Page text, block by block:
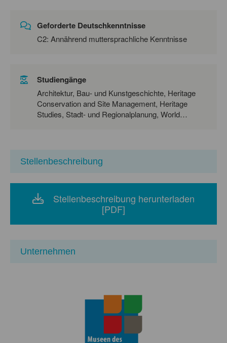
Geforderte Deutschkenntnisse
C2: Annährend muttersprachliche Kenntnisse
Studiengänge
Architektur, Bau- und Kunstgeschichte, Heritage
Conservation and Site Management, Heritage
Studies, Stadt- und Regionalplanung, World
Stellenbeschreibung
Stellenbeschreibung herunterladen
[PDF]
Unternehmen